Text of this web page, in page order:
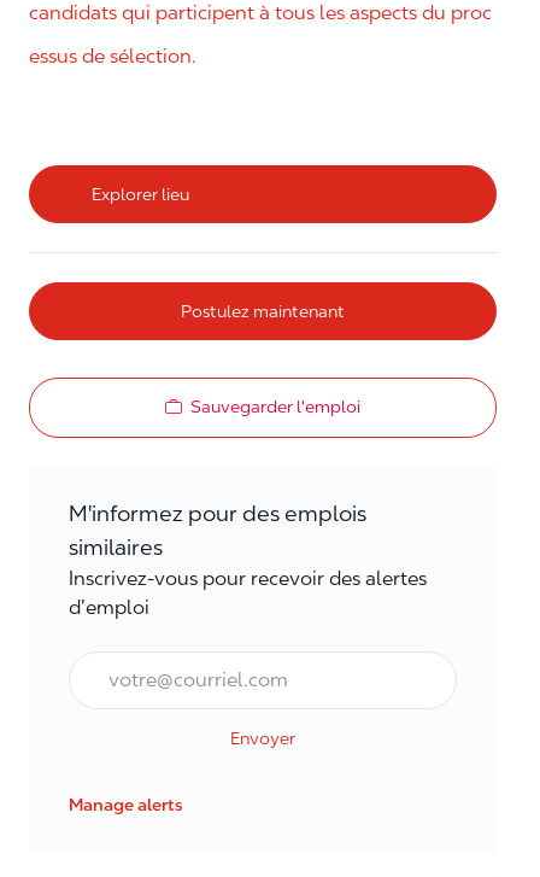
candidats qui participent à tous les aspects du proc
essus de sélection.
Explorer lieu
Postulez maintenant
Sauvegarder l'emploi
M'informez pour des emplois
similaires
Inscrivez-vous pour recevoir des alertes
d’emploi
Courriel*
Envoyer
Manage alerts